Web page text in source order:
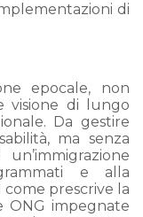
di
epocale, non
visione di lungo
Da gestire
ma senza
e alla
come prescrive la
ONG impegnate